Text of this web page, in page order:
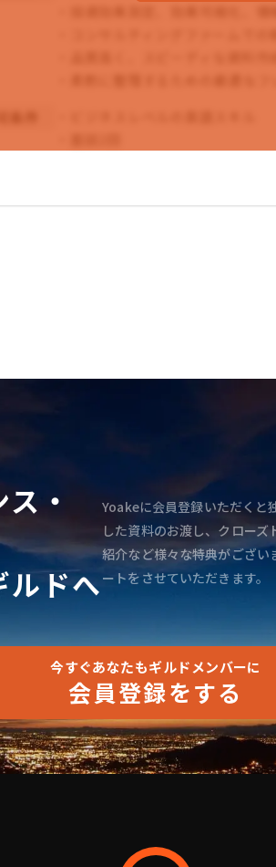
・
ルドへ
Yoakeに会員登録いただくと
した資料のお渡し、クロー
紹介など様々な特典がござい
ートをさせていただきます。
今すぐあなたもギルドメンバーに
会員登録をする